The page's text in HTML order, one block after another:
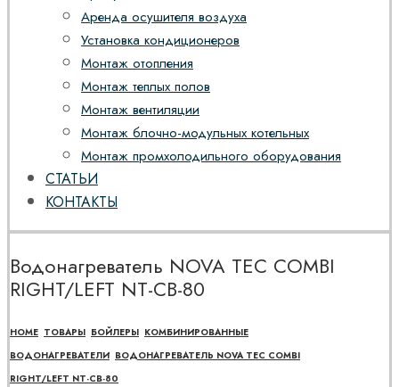
Аренда осушителя воздуха
Установка кондиционеров
Монтаж отопления
Монтаж теплых полов
Монтаж вентиляции
Монтаж блочно-модульных котельных
Монтаж промхолодильного оборудования
СТАТЬИ
КОНТАКТЫ
Водонагреватель NOVA TEC COMBI
RIGHT/LEFT NT-CB-80
HOME ТОВАРЫ БОЙЛЕРЫ КОМБИНИРОВАННЫЕ
ВОДОНАГРЕВАТЕЛИ ВОДОНАГРЕВАТЕЛЬ NOVA TEC COMBI
RIGHT/LEFT NT-CB-80